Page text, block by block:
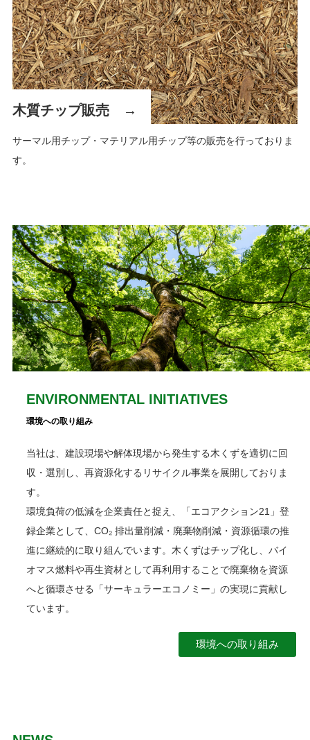
木質チップ販売
サーマル用チップ・マテリアル用チップ等の販売を行っておりま
す。
ENVIRONMENTAL INITIATIVES
環境への取り組み
当社は、建設現場や解体現場から発生する木くずを適切に回
収・選別し、再資源化するリサイクル事業を展開しておりま
す。
環境負荷の低減を企業責任と捉え、「エコアクション21」登
録企業として、CO₂ 排出量削減・廃棄物削減・資源循環の推
進に継続的に取り組んでいます。木くずはチップ化し、バイ
オマス燃料や再生資材として再利用することで廃棄物を資源
へと循環させる「サーキュラーエコノミー」の実現に貢献し
ています。
環境への取り組み